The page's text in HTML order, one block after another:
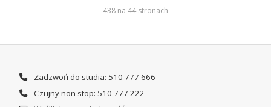
438 na 44 stronach
Zadzwoń do studia: 510 777 666
Czujny non stop: 510 777 222